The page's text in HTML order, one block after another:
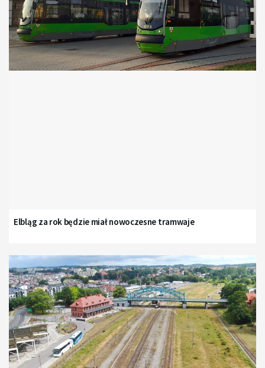
Elbląg za rok będzie miał nowoczesne tramwaje